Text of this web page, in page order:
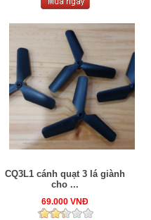
CQ3L1 cánh quạt 3 lá giành
cho ...
69.000 VNĐ